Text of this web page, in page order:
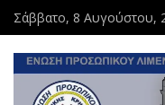
Σάββατο, 8 Αυγούστου,